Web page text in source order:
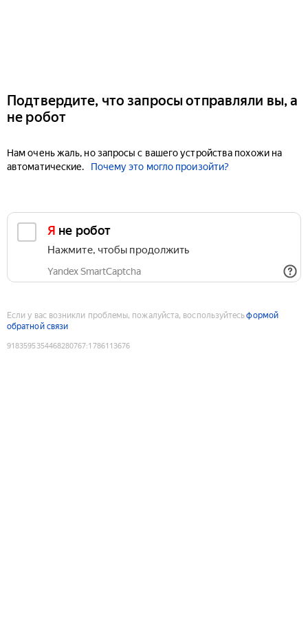
Подтвердите, что запросы отправляли вы, а
не робот
Нам очень жаль, но запросы с вашего устройства похожи на
автоматические.
Почему это могло произойти?
Я не робот
Нажмите, чтобы продолжить
Yandex SmartCaptcha
Если у вас возникли проблемы, пожалуйста, воспользуйтесьформой
обратной связи
9183595354468280767:1786113676